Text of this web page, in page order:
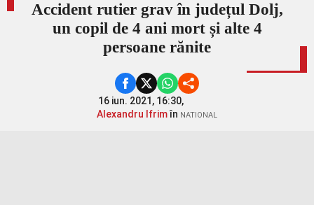
Accident rutier grav în județul Dolj,
un copil de 4 ani mort și alte 4
persoane rănite
16 iun. 2021, 16:30,
Alexandru Ifrimîn NATIONAL